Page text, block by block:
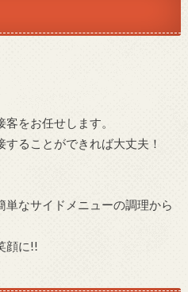
をお任せします。
ることができれば大丈夫！
なサイドメニューの調理から
顔に!!